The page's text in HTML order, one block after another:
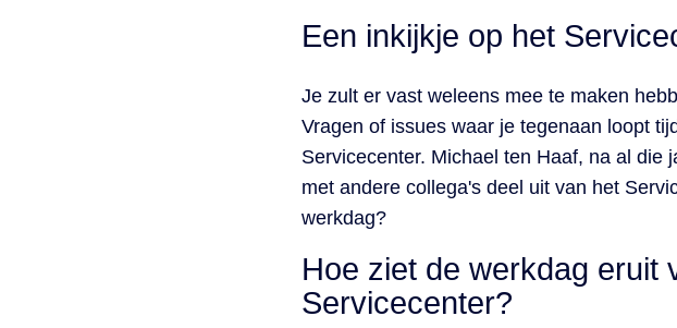
Een inkijkje op het
Je zult er vast weleens mee te maken
Vragen of issues waar je tegenaan loopt
Servicecenter. Michael ten Haaf, na al die
met andere collega's deel uit van het
werkdag?
Hoe ziet de werkdag eruit
Servicecenter?